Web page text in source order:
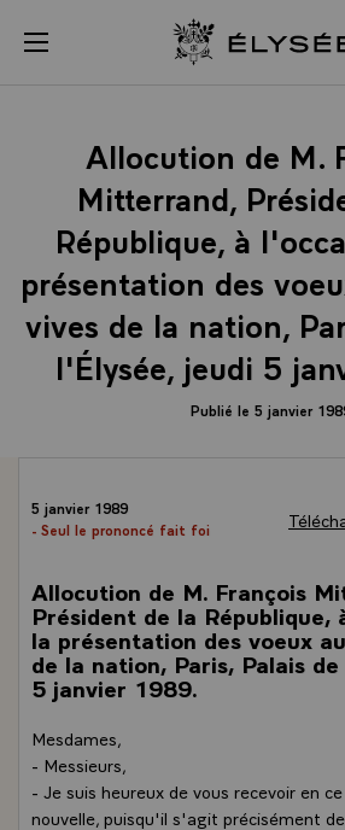
menu Retour à
Allocution de M.
Mitterrand,
République, à
présentation des
vives de la nation,
l'Élysée, jeudi 5
Publié le 5 janvier
5 janvier 1989
- Seul le prononcé fait foi
Allocution de M. François
Président de la République,
la présentation des voeux
de la nation, Paris, Palais
5 janvier 1989.
Mesdames,
- Messieurs,
- Je suis heureux de vous recevoir en
nouvelle, puisqu'il s'agit précisément
Panneau de gestion des cookies